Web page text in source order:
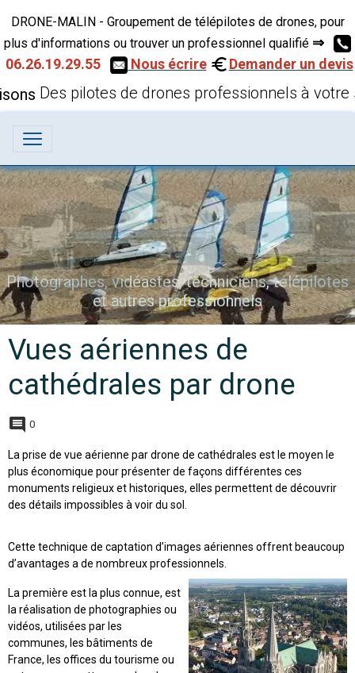
DRONE-MALIN - Groupement de télépilotes de drones, pour
plus d'informations ou trouver un professionnel qualifié ⇒
06.26.19.29.55
Nous écrire Demander un devis
Des pilotes de drones professionnels à votre
Vues aériennes par drone
Vues aériennes de
cathédrales par drone
0
La prise de vue aérienne par drone de cathédrales est le moyen le
plus économique pour présenter de façons différentes ces
monuments religieux et historiques, elles permettent de découvrir
des détails impossibles à voir du sol.
Cette technique de captation d’images aériennes offrent beaucoup
d’avantages a de nombreux professionnels.
La première est la plus connue, est
la réalisation de photographies ou
vidéos, utilisées par les
communes, les bâtiments de
France, les offices du tourisme ou